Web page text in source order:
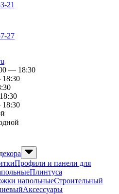
21
27
— 18:30
Профили и панели для
Плинтуса
напольныеСтроительный
Аксессуары